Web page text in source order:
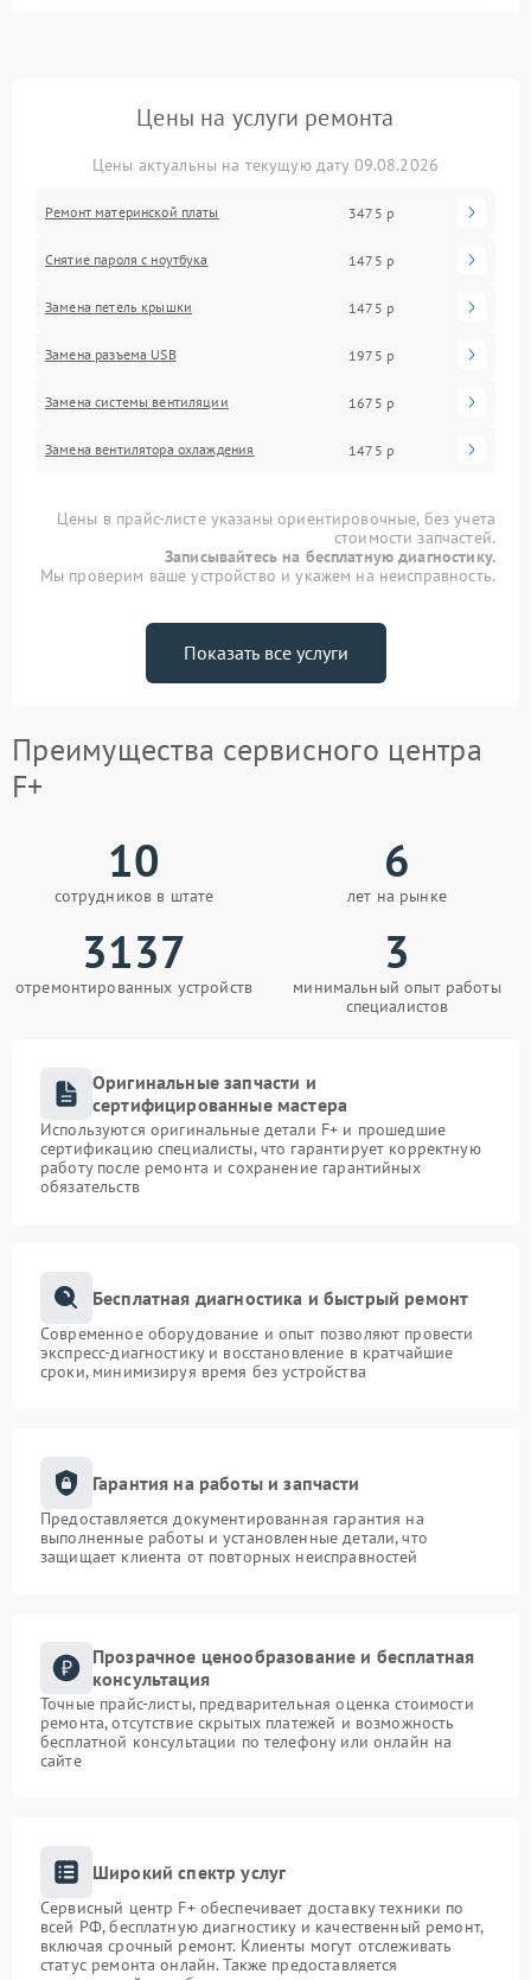
Цены на услуги ремонта
Цены актуальны на текущую дату 09.08.2026
Ремонт материнской платы 3475 р
Снятие пароля с ноутбука 1475 р
Замена петель крышки 1475 р
Замена разъема USB 1975 р
Замена системы вентиляции 1675 р
Замена вентилятора охлаждения 1475 р
Цены в прайс-листе указаны ориентировочные, без учета
стоимости запчастей.
Записывайтесь на бесплатную диагностику.
Мы проверим ваше устройство и укажем на неисправность.
Показать все услуги
Преимущества сервисного центра
F+
10
сотрудников в штате
6
лет на рынке
3137
отремонтированных устройств
3
минимальный опыт работы
специалистов
Оригинальные запчасти и
сертифицированные мастера
Используются оригинальные детали F+ и прошедшие
сертификацию специалисты, что гарантирует корректную
работу после ремонта и сохранение гарантийных
обязательств
Бесплатная диагностика и быстрый ремонт
Современное оборудование и опыт позволяют провести
экспресс-диагностику и восстановление в кратчайшие
сроки, минимизируя время без устройства
Гарантия на работы и запчасти
Предоставляется документированная гарантия на
выполненные работы и установленные детали, что
защищает клиента от повторных неисправностей
Прозрачное ценообразование и бесплатная
консультация
Точные прайс-листы, предварительная оценка стоимости
ремонта, отсутствие скрытых платежей и возможность
бесплатной консультации по телефону или онлайн на
сайте
Широкий спектр услуг
Сервисный центр F+ обеспечивает доставку техники по
всей РФ, бесплатную диагностику и качественный ремонт,
включая срочный ремонт. Клиенты могут отслеживать
статус ремонта онлайн. Также предоставляется